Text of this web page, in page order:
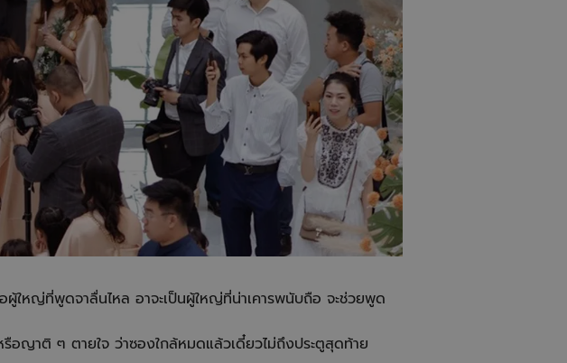
อผู้ใหญ่ที่พูดจาลื่นไหล อาจะเป็นผู้ใหญ่ที่น่าเคารพนับถือ จะช่วยพูด
หรือญาติ ๆ ตายใจ ว่าซองใกล้หมดแล้วเดี๋ยวไม่ถึงประตูสุดท้าย